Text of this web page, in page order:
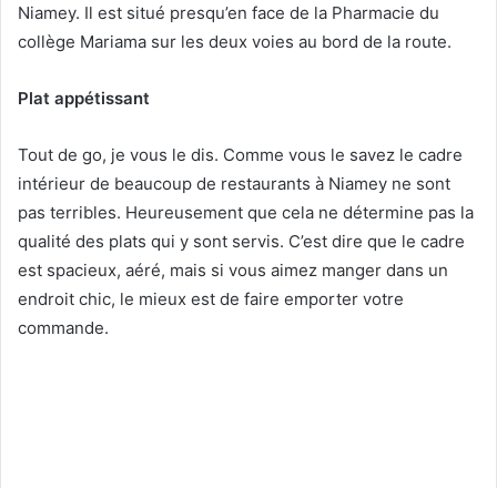
Niamey. Il est situé presqu’en face de la Pharmacie du
collège Mariama sur les deux voies au bord de la route.
Plat appétissant
Tout de go, je vous le dis. Comme vous le savez le cadre
intérieur de beaucoup de restaurants à Niamey ne sont
pas terribles. Heureusement que cela ne détermine pas la
qualité des plats qui y sont servis. C’est dire que le cadre
est spacieux, aéré, mais si vous aimez manger dans un
endroit chic, le mieux est de faire emporter votre
commande.